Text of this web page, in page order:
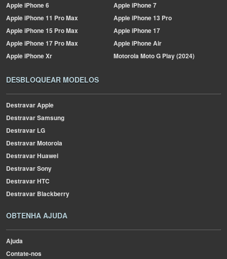
AppleiPhone 6 AppleiPhone 7
AppleiPhone 11 Pro Max AppleiPhone 13 Pro
AppleiPhone 15 Pro Max AppleiPhone 17
AppleiPhone 17 Pro Max AppleiPhone Air
AppleiPhone Xr MotorolaMoto G Play (2024)
DESBLOQUEAR MODELOS
Destravar Apple
Destravar Samsung
Destravar LG
Destravar Motorola
Destravar Huawei
Destravar Sony
Destravar HTC
Destravar Blackberry
OBTENHA AJUDA
Ajuda
Contate-nos